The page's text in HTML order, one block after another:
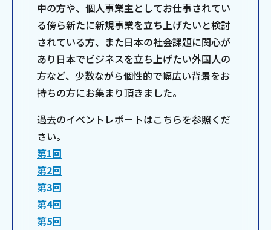
中の方や、個人事業主としてお仕事されてい
る傍ら新たに新規事業を立ち上げたいと検討
されている方、また日本の社会課題に関心が
あり日本でビジネスを立ち上げたい外国人の
方など、少数ながら個性的で幅広い背景をお
持ちの方にお集まり頂きました。
過去のイベントレポートはこちらを参照くだ
さい。
第1回
第2回
第3回
第4回
第5回